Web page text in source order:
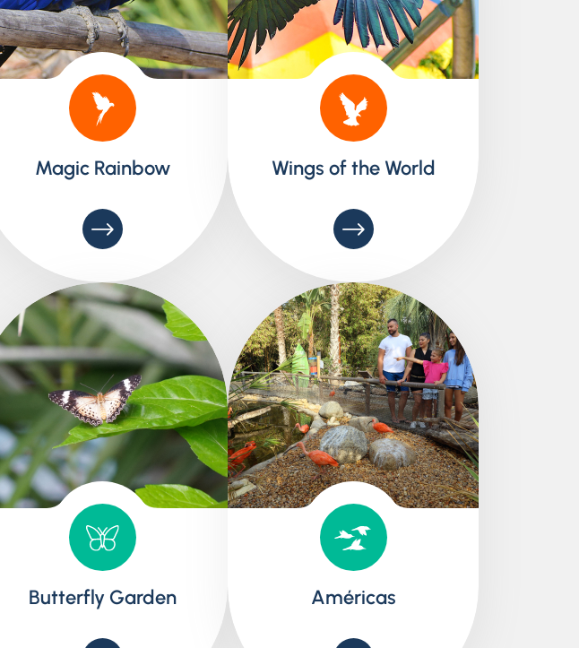
Magic Rainbow Wings of the World
Butterfly Garden Américas